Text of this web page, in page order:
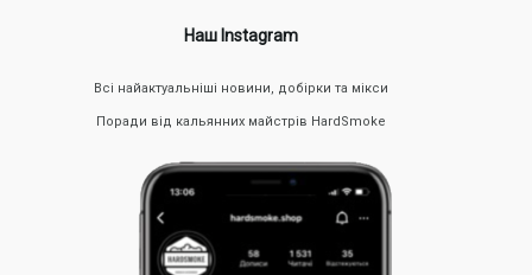
якістю та безпечні у використанні. Це дозволить вам
насолоджуватися курінням максимально довго та приємно,
без додаткових проблем.
Вибираючи надійний агрегат, кожен покупець звертає увагу
на вартість. HardSmoke пропонує купити кальян у Сумах за
низькою ціною на ринку. Наш принцип – оптимальне
співвідношення ціни та якості, завдяки якому можна придбати
першокласний кальяннедорого, не жертвуючи при цьому
Наш Instagram
Всі найактуальніші новини, добірки та мікси
Поради від кальянних майстрів HardSmoke